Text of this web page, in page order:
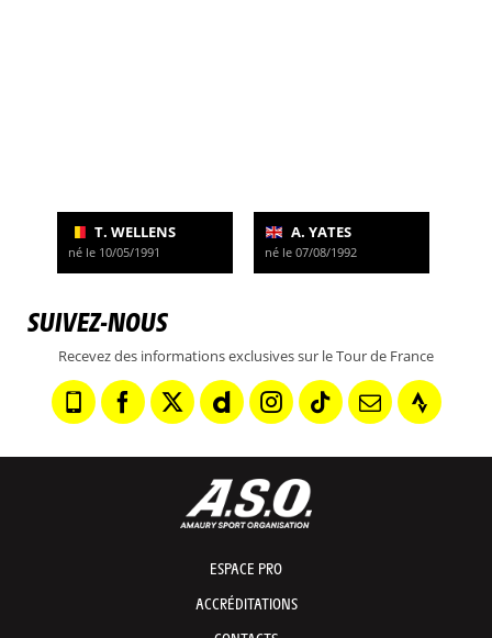
T. WELLENS
né le 10/05/1991
A. YATES
né le 07/08/1992
SUIVEZ-NOUS
Recevez des informations exclusives sur le Tour de France
ESPACE PRO
ACCRÉDITATIONS